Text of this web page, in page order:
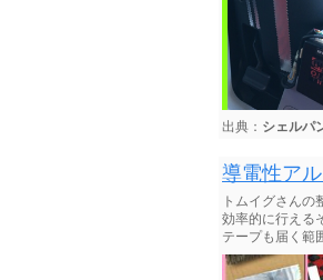
出典： シェルパ
導電性ア
トムイグさん
効率的に行える
テープも届く範